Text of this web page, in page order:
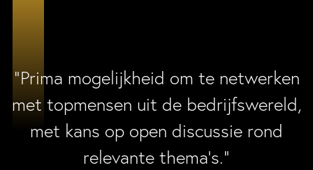
“Prima mogelijkheid om te netwerken
met topmensen uit de bedrijfswereld,
met kans op open discussie rond
relevante thema’s.”